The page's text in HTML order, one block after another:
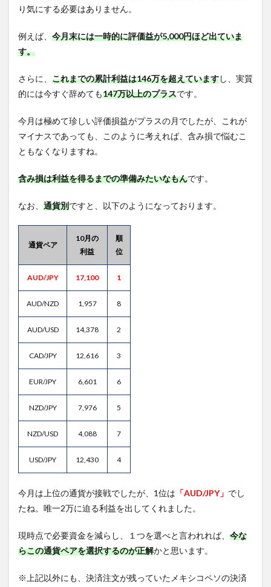
り気にする必要はありません。
例えば、 今月末には一時的に評価益が5,000円ほど出ていま
す。
さらに、 これまでの累計利益は146万を超えていますし、実質
的には今すぐ辞めても147万以上のプラスです。
今月は極めて珍しい評価損益がプラスの月でしたが、これが
マイナスであっても、このように考えれば、含み損で悩むこ
ともなくなりますね。
含み損は利益を得るまでの準備みたいなもんです。
なお、 通貨別ですと、以下のようになっております。
通貨ペア
10月の
利益
順
位
AUD/JPY 17,100 1
AUD/NZD 1,957 8
AUD/USD 14,378 2
CAD/JPY 12,616 3
EUR/JPY 6,601 6
NZD/JPY 7,976 5
NZD/USD 4,088 7
USD/JPY 12,430 4
今月は上位の通貨が接戦でしたが、1位は 「AUD/JPY」 でし
たね。唯一2万に迫る利益を出してくれました。
現時点で必要資金を減らし、１つを選べと言われれば、 今な
らこの通貨ペアを選択するのが正解かと思います。
※上記以外にも、決済注文が残っていたメキシコペソの決済